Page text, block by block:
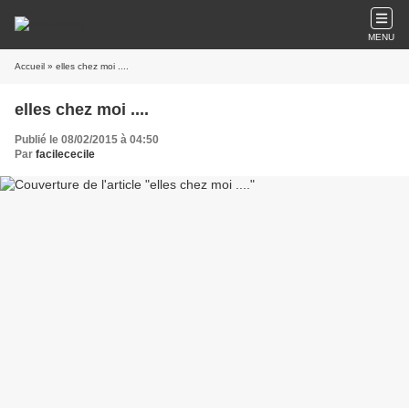
MENU
Accueil » elles chez moi ....
elles chez moi ....
Publié le 08/02/2015 à 04:50
Par facilececile